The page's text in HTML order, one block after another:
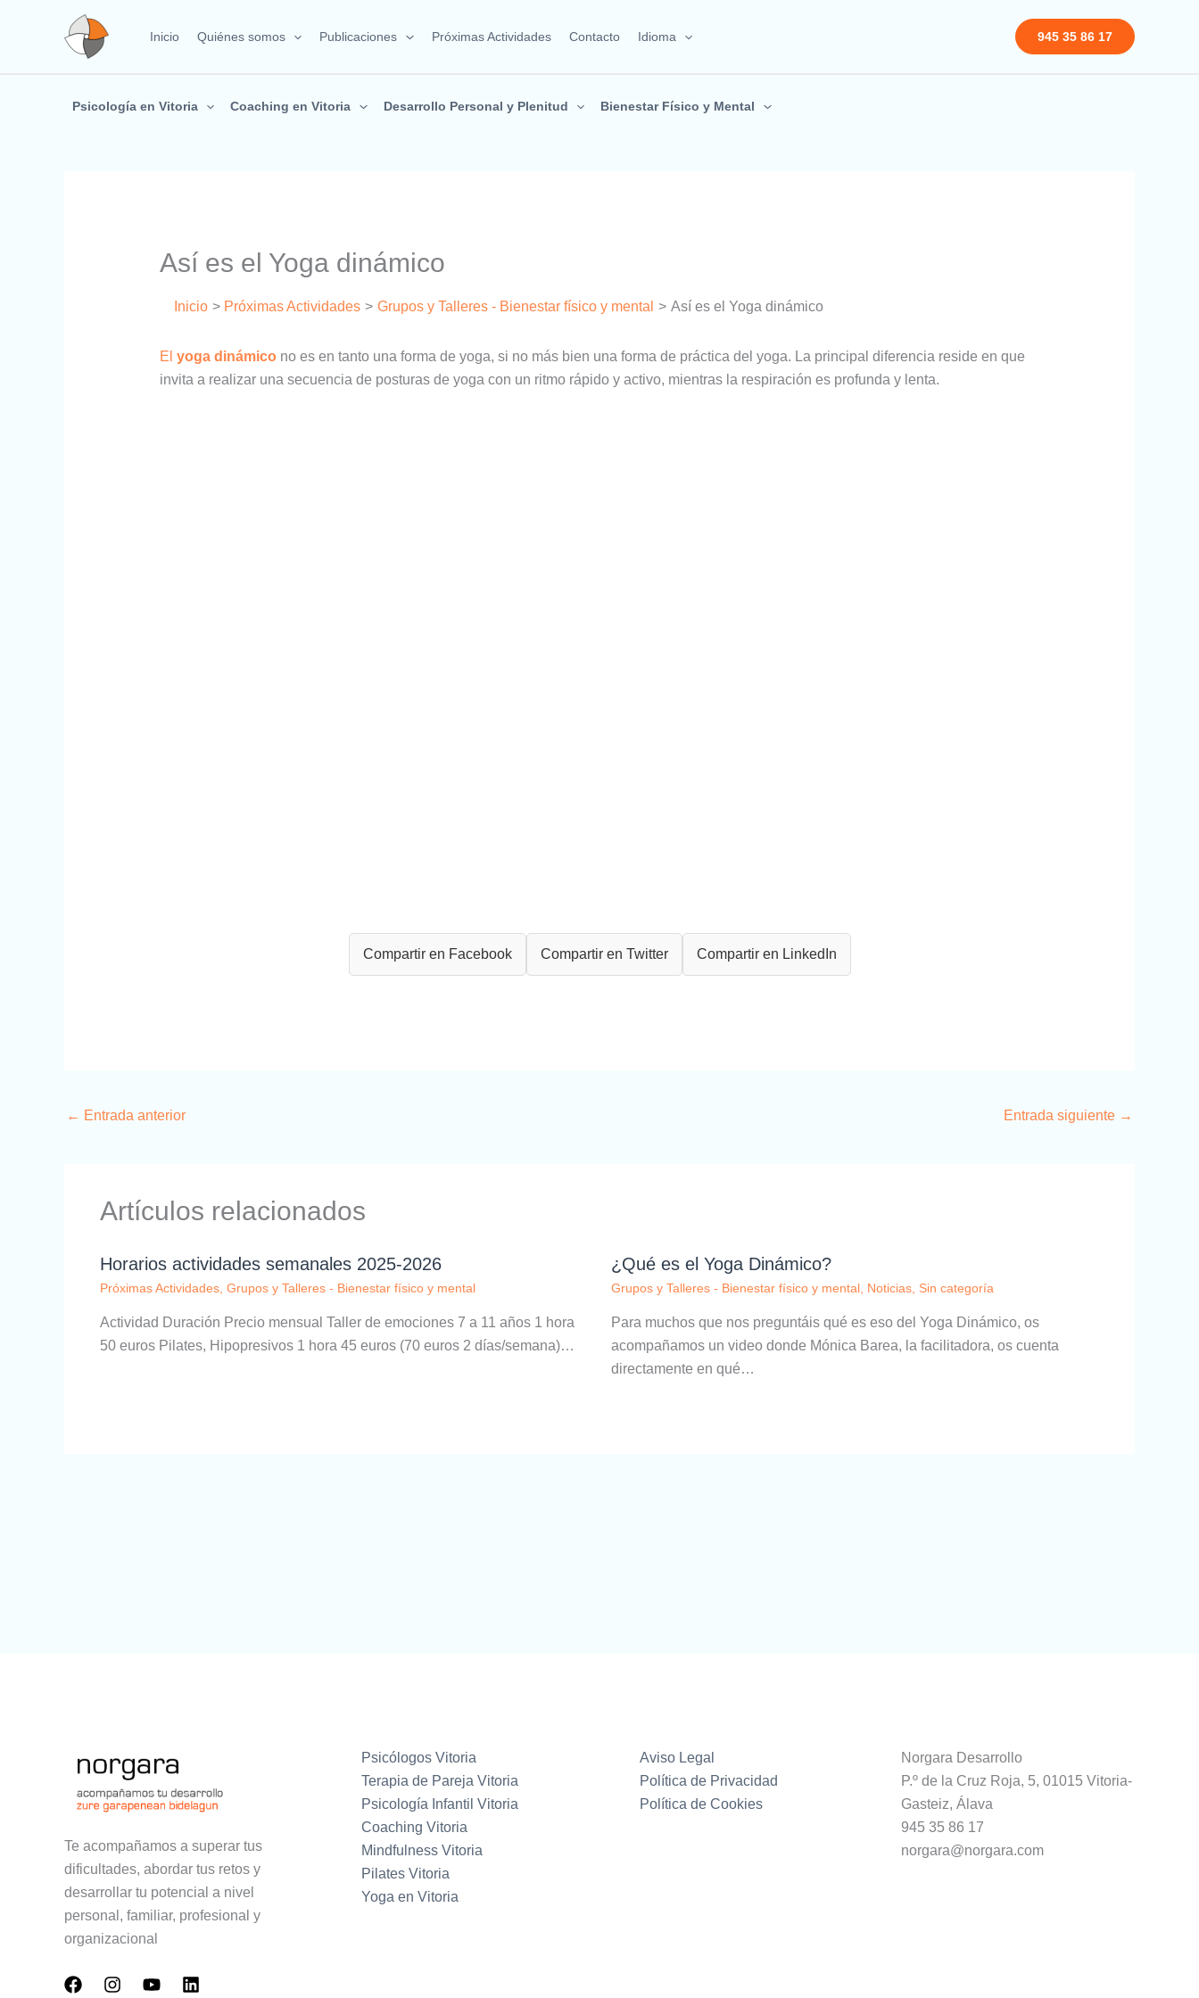
Inicio Quiénes somos Publicaciones Próximas Actividades Contacto Idioma 945 35 86 17
Psicología en Vitoria Coaching en Vitoria Desarrollo Personal y Plenitud Bienestar Físico y Mental
Así es el Yoga dinámico
Inicio Próximas Actividades Grupos y Talleres - Bienestar físico y mental Así es el Yoga dinámico
El yoga dinámicono es en tanto una forma de yoga, si no más bien una forma de práctica del yoga. La principal diferencia reside en que
invita a realizar una secuencia de posturas de yoga con un ritmo rápido y activo, mientras la respiración es profunda y lenta.
Compartir en Facebook Compartir en Twitter Compartir en LinkedIn
← Entrada anterior Entrada siguiente →
Artículos relacionados
Horarios actividades semanales 2025-2026
Próximas Actividades Grupos y Talleres - Bienestar físico y mental
Actividad Duración Precio mensual Taller de emociones 7 a 11 años 1 hora
50 euros Pilates, Hipopresivos 1 hora 45 euros (70 euros 2 días/semana)…
¿Qué es el Yoga Dinámico?
Grupos y Talleres - Bienestar físico y mental, Noticias, Sin categoría
Para muchos que nos preguntáis qué es eso del Yoga Dinámico, os
acompañamos un video donde Mónica Barea, la facilitadora, os cuenta
directamente en qué…
Te acompañamos a superar tus
dificultades, abordar tus retos y
desarrollar tu potencial a nivel
personal, familiar, profesional y
organizacional
Psicólogos Vitoria
Terapia de Pareja Vitoria
Psicología Infantil Vitoria
Coaching Vitoria
Mindfulness Vitoria
Pilates Vitoria
Yoga en Vitoria
Aviso Legal
Política de Privacidad
Política de Cookies
Norgara Desarrollo
P.º de la Cruz Roja, 5, 01015 Vitoria-
Gasteiz, Álava
945 35 86 17
norgara@norgara.com